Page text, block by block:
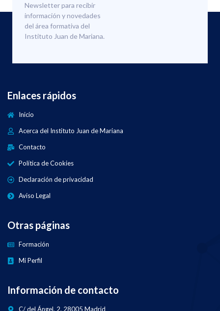
Newsletter para recibir
información y novedades
del área formativa del
Instituto Juan de Mariana.
Enlaces rápidos
Inicio
Acerca del Instituto Juan de Mariana
Contacto
Política de Cookies
Declaración de privacidad
Aviso Legal
Otras páginas
Formación
Mi Perfil
Información de contacto
C/ del Ángel, 2, 28005 Madrid